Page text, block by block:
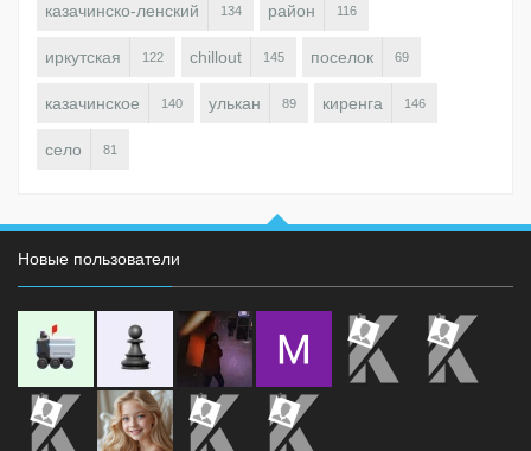
казачинско-ленский 134 район 116
иркутская 122 chillout 145 поселок 69
казачинское 140 улькан 89 киренга 146
село 81
Новые пользователи